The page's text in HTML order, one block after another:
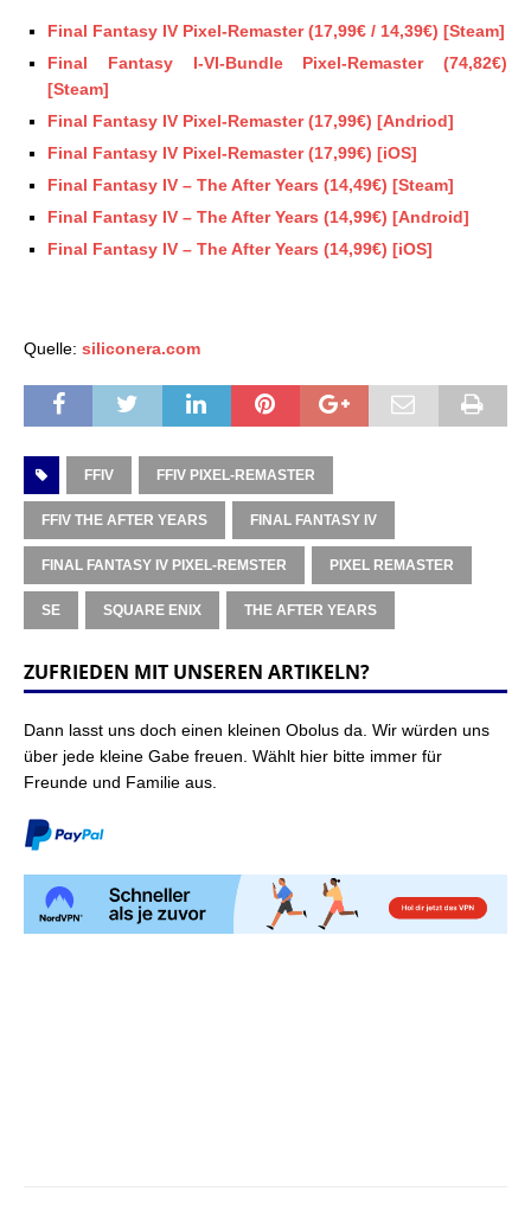
Final Fantasy IV Pixel-Remaster (17,99€ / 14,39€) [Steam]
Final Fantasy I-VI-Bundle Pixel-Remaster (74,82€)
[Steam]
Final Fantasy IV Pixel-Remaster (17,99€) [Andriod]
Final Fantasy IV Pixel-Remaster (17,99€) [iOS]
Final Fantasy IV – The After Years (14,49€) [Steam]
Final Fantasy IV – The After Years (14,99€) [Android]
Final Fantasy IV – The After Years (14,99€) [iOS]
Quelle: siliconera.com
FFIV FFIV PIXEL-REMASTER
FFIV THE AFTER YEARS FINAL FANTASY IV
FINAL FANTASY IV PIXEL-REMSTER PIXEL REMASTER
SE SQUARE ENIX THE AFTER YEARS
ZUFRIEDEN MIT UNSEREN ARTIKELN?
Dann lasst uns doch einen kleinen Obolus da. Wir würden uns
über jede kleine Gabe freuen. Wählt hier bitte immer für
Freunde und Familie aus.